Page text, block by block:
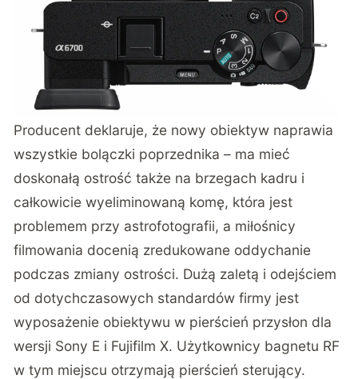
Producent deklaruje, że nowy obiektyw naprawia
wszystkie bolączki poprzednika – ma mieć
doskonałą ostrość także na brzegach kadru i
całkowicie wyeliminowaną komę, która jest
problemem przy astrofotografii, a miłośnicy
filmowania docenią zredukowane oddychanie
podczas zmiany ostrości. Dużą zaletą i odejściem
od dotychczasowych standardów firmy jest
wyposażenie obiektywu w pierścień przysłon dla
wersji Sony E i Fujifilm X. Użytkownicy bagnetu RF
w tym miejscu otrzymają pierścień sterujący.